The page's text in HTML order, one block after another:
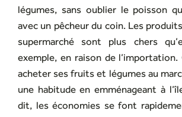
légumes, sans oublier le poisson
avec un pêcheur du coin. Les
supermarché sont plus chers
exemple, en raison de l’importation.
acheter ses fruits et légumes au
une habitude en emménageant à
dit, les économies se font